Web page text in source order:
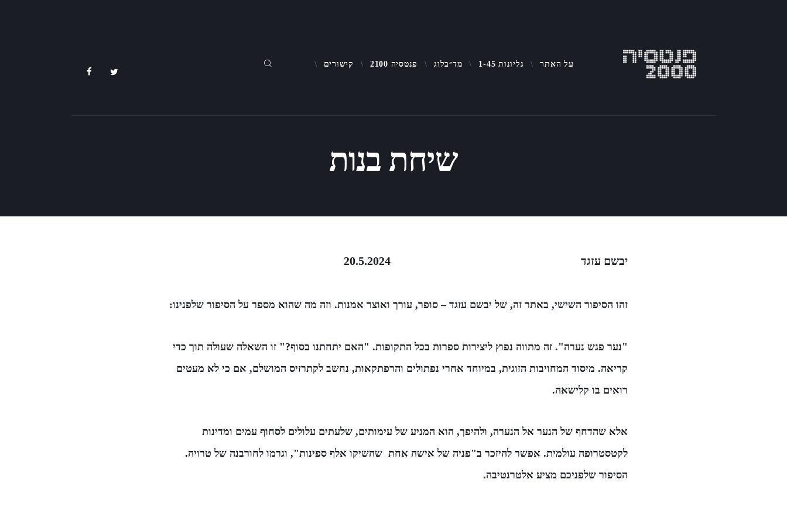
על האתר גליונות 1-45 מד״בלוג פנטסיה 2100 קישורים
שיחת בנות
גליונות 1-45
פנטסיה 2100
קישורים
יבשם עזגד 20.5.2024
זהו הסיפור השישי, באתר זה, של יבשם עזגד – סופר, עורך ואוצר אמנות. וזה מה שהוא מספר על הסיפור שלפנינו:
"נער פגש נערה". זה מתווה נפוץ ליצירות ספרות בכל התקופות. "האם יתחתנו בסוף?" זו השאלה שעולה תוך כדי
קריאה. מיסוד המחויבות הזוגית, במיוחד אחרי נפתולים והרפתקאות, נחשב לקתרזיס המושלם, אם כי לא מעטים
רואים בו קלישאה.
אלא שהדחף של הנער אל הנערה, ולהיפך, הוא המניע של עימותים, שלעתים עלולים לסחוף עמים ומדינות
לקטסטרופה עולמית. אפשר להיזכר ב"פניה של אישה אחת שהשיקו אלף ספינות", וגרמו לחורבנה של טרויה.
הסיפור שלפניכם מציע אלטרנטיבה.